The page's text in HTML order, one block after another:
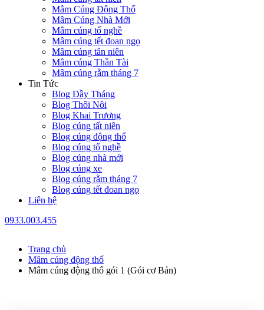
Mâm Cúng Động Thổ
Mâm Cúng Nhà Mới
Mâm cúng tổ nghề
Mâm cúng tết đoan ngọ
Mâm cúng tân niên
Mâm cúng Thần Tài
Mâm cúng rằm tháng 7
Tin Tức
Blog Đầy Tháng
Blog Thôi Nôi
Blog Khai Trương
Blog cúng tất niên
Blog cúng động thổ
Blog cúng tổ nghề
Blog cúng nhà mới
Blog cúng xe
Blog cúng rằm tháng 7
Blog cúng tết đoan ngọ
Liên hệ
0933.003.455
Trang chủ
Mâm cúng động thổ
Mâm cúng động thổ gói 1 (Gói cơ Bản)